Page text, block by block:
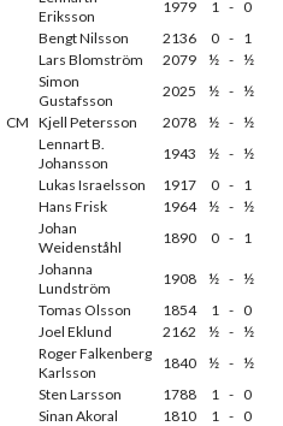
Eriksson
1979 1 - 0
Bengt Nilsson 2136 0 - 1
Lars Blomström 2079 ½ - ½
Simon
Gustafsson
2025 ½ - ½
CM Kjell Petersson 2078 ½ - ½
Lennart B.
Johansson
1943 ½ - ½
Lukas Israelsson 1917 0 - 1
Hans Frisk 1964 ½ - ½
Johan
Weidenståhl
1890 0 - 1
Johanna
Lundström
1908 ½ - ½
Tomas Olsson 1854 1 - 0
Joel Eklund 2162 ½ - ½
Roger Falkenberg
Karlsson
1840 ½ - ½
Sten Larsson 1788 1 - 0
Sinan Akoral 1810 1 - 0